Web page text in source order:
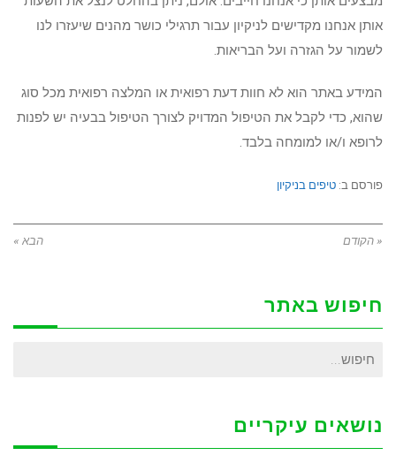
אותן אנחנו מקדישים לניקיון עבור תרגילי כושר מהנים שיעזרו לנו
לשמור על הגזרה ועל הבריאות.
המידע באתר הוא לא חוות דעת רפואית או המלצה רפואית מכל סוג
שהוא, כדי לקבל את הטיפול המדויק לצורך הטיפול בבעיה יש לפנות
לרופא ו/או למומחה בלבד.
פורסם ב: טיפים בניקיון
« הקודם הבא »
חיפוש באתר
חיפוש
נושאים עיקריים